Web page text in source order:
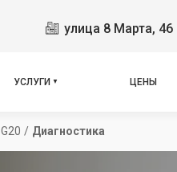
улица 8 Марта, 46
УСЛУГИ ЦЕНЫ
G20 / Диагностика